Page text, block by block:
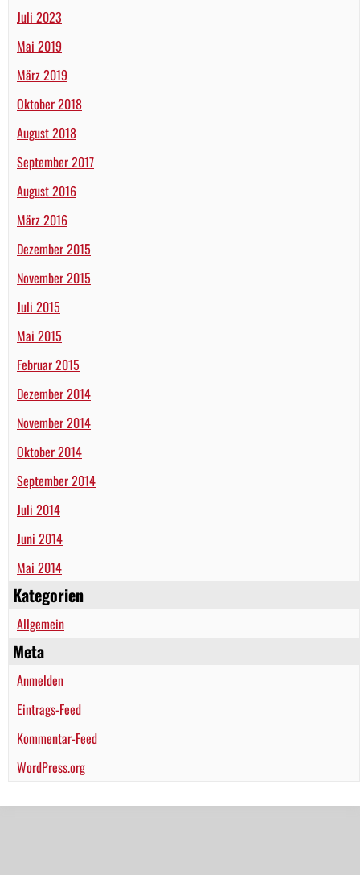
Juli 2023
Mai 2019
März 2019
Oktober 2018
August 2018
September 2017
August 2016
März 2016
Dezember 2015
November 2015
Juli 2015
Mai 2015
Februar 2015
Dezember 2014
November 2014
Oktober 2014
September 2014
Juli 2014
Juni 2014
Mai 2014
Kategorien
Allgemein
Meta
Anmelden
Eintrags-Feed
Kommentar-Feed
WordPress.org